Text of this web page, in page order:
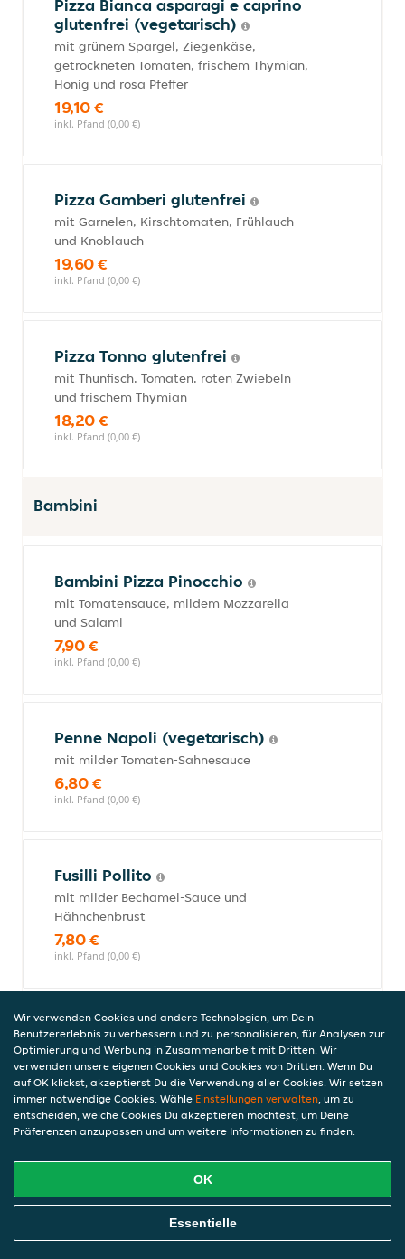
Pizza Bianca asparagi e caprino
glutenfrei (vegetarisch)
mit grünem Spargel, Ziegenkäse,
getrockneten Tomaten, frischem Thymian,
Honig und rosa Pfeffer
19,10 €
inkl. Pfand (0,00 €)
Pizza Gamberi glutenfrei
mit Garnelen, Kirschtomaten, Frühlauch
und Knoblauch
19,60 €
inkl. Pfand (0,00 €)
Pizza Tonno glutenfrei
mit Thunfisch, Tomaten, roten Zwiebeln
und frischem Thymian
18,20 €
inkl. Pfand (0,00 €)
Bambini
Bambini Pizza Pinocchio
mit Tomatensauce, mildem Mozzarella
und Salami
7,90 €
inkl. Pfand (0,00 €)
Penne Napoli (vegetarisch)
mit milder Tomaten-Sahnesauce
6,80 €
inkl. Pfand (0,00 €)
Fusilli Pollito
mit milder Bechamel-Sauce und
Hähnchenbrust
7,80 €
inkl. Pfand (0,00 €)
Spaghetti Bologna
mit Tomaten-Fleischsauce aus Bio-Rinder-
Hackfleisch
7,80 €
inkl. Pfand (0,00 €)
Bambini Pizza Signor Rossi
(vegetarisch)
mit Tomatensauce und mildem Mozzarella
Online Essen Bestellen
Wir verwenden Cookies und andere Technologien, um Dein
Benutzererlebnis zu verbessern und zu personalisieren, für Analysen zur
Optimierung und Werbung in Zusammenarbeit mit Dritten. Wir
verwenden unsere eigenen Cookies und Cookies von Dritten. Wenn Du
auf OK klickst, akzeptierst Du die Verwendung aller Cookies. Wir setzen
immer notwendige Cookies. Wähle Einstellungen verwalten, um zu
entscheiden, welche Cookies Du akzeptieren möchtest, um Deine
Präferenzen anzupassen und um weitere Informationen zu finden.
OK
Essentielle